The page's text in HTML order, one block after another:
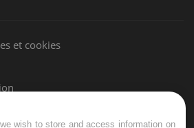
et cookies
we wish to store and access information on